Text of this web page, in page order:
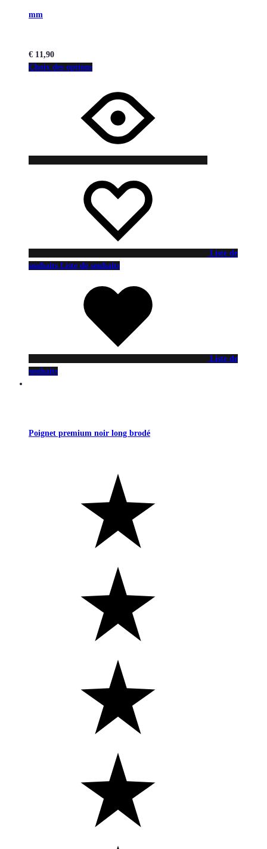
mm
€ 11,90
Choix des options
Liste de
souhaits Liste de souhaits
Liste de
souhaits
Poignet premium noir long brodé